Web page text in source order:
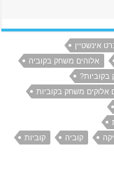
אינשטיין
אלוהים משחק בקוביה
אלוקים משחק בקוביות
קוביה
קוביות